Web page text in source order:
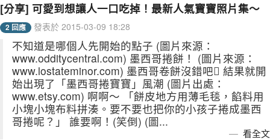
[分享] 可愛到想讓人一口吃掉！最新人氣寶寶照片集～
2 回應 發表於 2015-03-09 18:28
不知道是哪個人先開始的點子 (圖片來源：
www.odditycentral.com) 墨西哥捲餅！ (圖片來源：
www.lostateminor.com) 墨西哥卷餅沒錯吧 結果就開
始出現了「墨西哥捲寶寶」風潮 (圖片出處：
www.etsy.com) 啊啊～ 「餅皮地方用薄毛毯，餡料用
小塊小塊布料拼湊。要不要也把你的小孩子捲成墨西
哥捲呢？」 誰要啊！(笑倒) (圖...
看全文